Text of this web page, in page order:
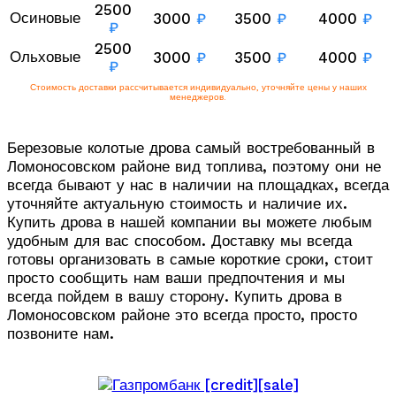
Осиновые
2500
₽
3000 ₽ 3500 ₽ 4000 ₽
Ольховые
2500
₽
3000 ₽ 3500 ₽ 4000 ₽
Стоимость доставки рассчитывается индивидуально, уточняйте цены у наших
менеджеров.
Березовые колотые дрова самый востребованный в
Ломоносовском районе вид топлива, поэтому они не
всегда бывают у нас в наличии на площадках, всегда
уточняйте актуальную стоимость и наличие их.
Купить дрова в нашей компании вы можете любым
удобным для вас способом. Доставку мы всегда
готовы организовать в самые короткие сроки, стоит
просто сообщить нам ваши предпочтения и мы
всегда пойдем в вашу сторону. Купить дрова в
Ломоносовском районе это всегда просто, просто
позвоните нам.